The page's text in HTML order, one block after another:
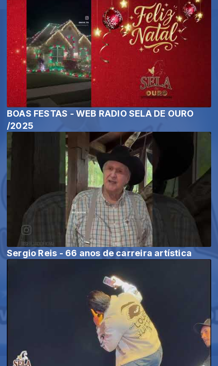
BOAS FESTAS - WEB RADIO SELA DE OURO
/2025
Sergio Reis - 66 anos de carreira artística